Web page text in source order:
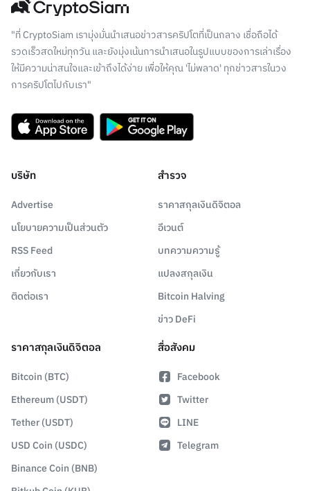
"ที่ CryptoSiam เรามุ่งมั่นนำเสนอข่าวสารคริปโตที่เป็นกลาง เชื่อถือได้
รวดเร็วสดใหม่ทุกวัน และยังมุ่งเน้นการนำเสนอในรูปแบบของการเล่าเรื่อง
ให้มีความน่าสนใจและเข้าถึงได้ง่าย เพื่อให้คุณ 'ไม่พลาด' ทุกข่าวสารในวง
การคริปโตไปกับเรา"
บริษัท
Advertise
นโยบายความเป็นส่วนตัว
RSS Feed
เกี่ยวกับเรา
ติดต่อเรา
สำรวจ
ราคาสกุลเงินดิจิตอล
อีเวนต์
บทความความรู้
แปลงสกุลเงิน
Bitcoin Halving
ข่าว DeFi
ราคาสกุลเงินดิจิตอล
Bitcoin (BTC)
Ethereum (USDT)
Tether (USDT)
USD Coin (USDC)
Binance Coin (BNB)
สื่อสังคม
Facebook
Twitter
LINE
Telegram